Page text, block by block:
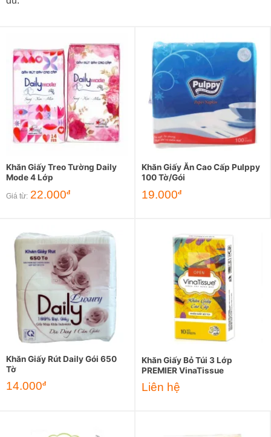
Khăn Giấy Treo Tường Daily
Mode 4 Lớp
Giá từ: 22.000đ
Khăn Giấy Ăn Cao Cấp Pulppy
100 Tờ/Gói
19.000đ
Khăn Giấy Rút Daily Gói 650
Tờ
14.000đ
Khăn Giấy Bỏ Túi 3 Lớp
PREMIER VinaTissue
Liên hệ